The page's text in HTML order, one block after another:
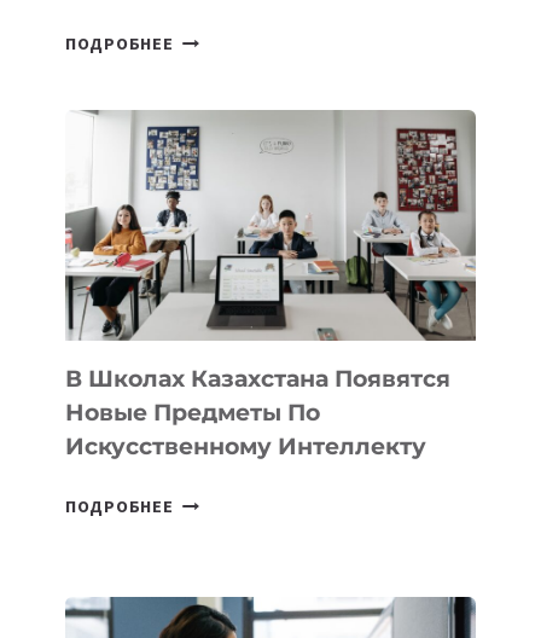
ПОДРОБНЕЕ ОТКРЫТ
DEAL
VELOCITY
BY
MOST
—
МЕЖДУНАРОДНУЮ
ПРОГРАММУ
ДЛЯ
ТЕХНОЛОГИЧЕСКИХ
В Школах Казахстана Появятся
Новые Предметы По
Искусственному Интеллекту
ПОДРОБНЕЕ
НОВЫЕ